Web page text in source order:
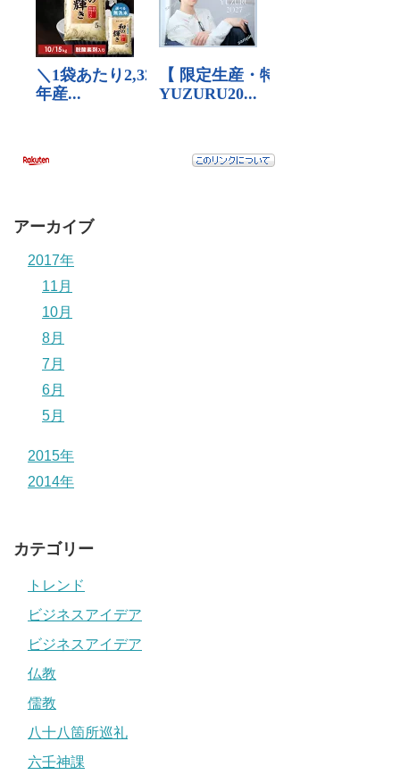
アーカイブ
2017年
11月
10月
8月
7月
6月
5月
2015年
2014年
カテゴリー
トレンド
ビジネスアイデア
ビジネスアイデア
仏教
儒教
八十八箇所巡礼
六壬神課